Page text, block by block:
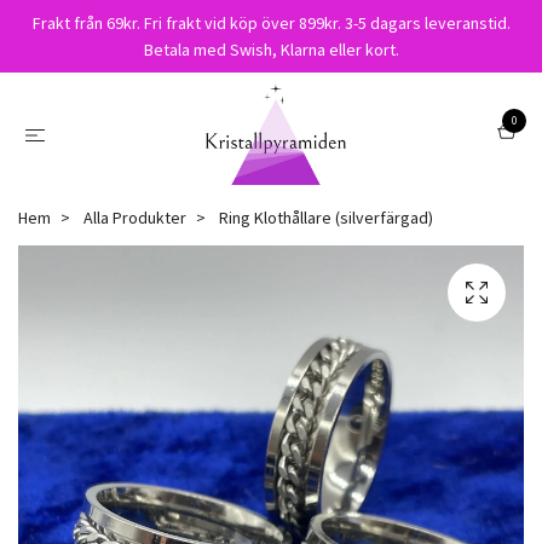
Frakt från 69kr. Fri frakt vid köp över 899kr. 3-5 dagars leveranstid.
Betala med Swish, Klarna eller kort.
0
Hem Alla Produkter Ring Klothållare (silverfärgad)